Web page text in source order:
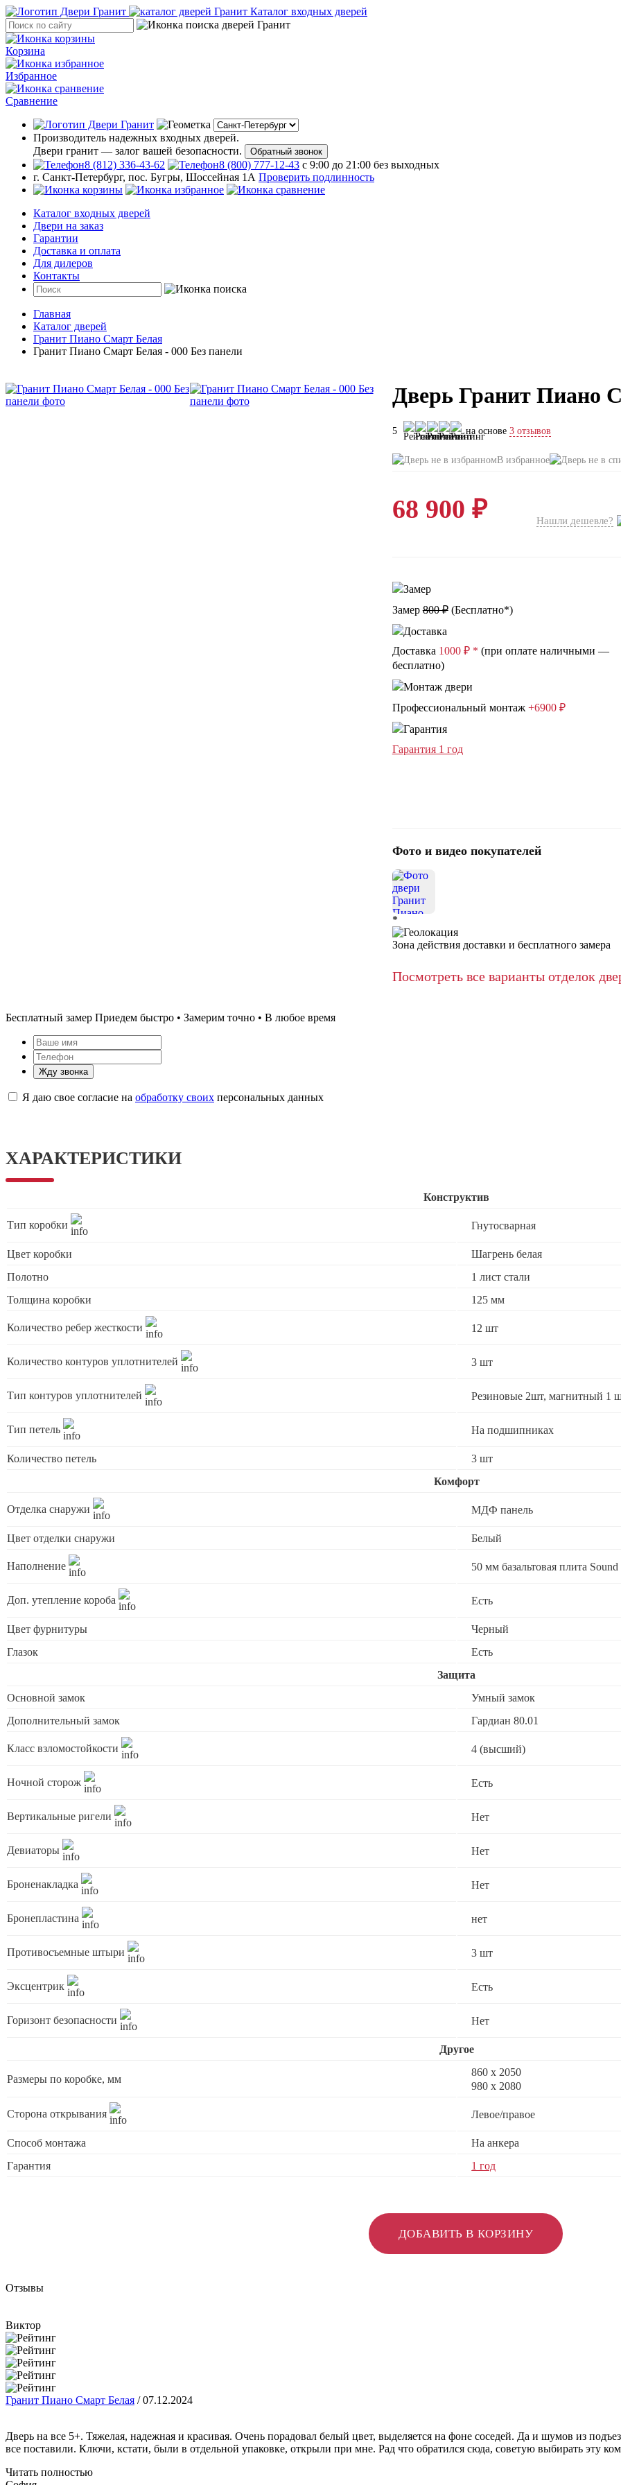
Каталог входных дверей
Корзина
Избранное
Сравнение
Производитель надежных входных дверей.
Двери гранит — залог вашей безопасности.
Обратный звонок
8 (812) 336-43-62 8 (800) 777-12-43 с 9:00 до 21:00 без выходных
г. Санкт-Петербург, пос. Бугры, Шоссейная 1А Проверить подлинность
Каталог входных дверей
Двери на заказ
Гарантии
Доставка и оплата
Для дилеров
Контакты
Главная
Каталог дверей
Гранит Пиано Смарт Белая
Гранит Пиано Смарт Белая - 000 Без панели
Дверь Гранит Пиано
5 на основе 3 отзывов
В избранное
68 900 ₽ Нашли дешевле?
Замер800 ₽(Бесплатно*)
Доставка 1000 ₽ * (при оплате наличными —
бесплатно)
Профессиональный монтаж +6900 ₽
Гарантия 1 год
Фото и видео покупателей
*
Зона действия доставки и бесплатного замера
Посмотреть все варианты отделок
Бесплатный замер Приедем быстро • Замерим точно • В любое время
Жду звонка
Я даю свое согласие на обработку своих персональных данных
ХАРАКТЕРИСТИКИ
Конструктив
Тип коробки Гнутосварная
Цвет коробки
Шагрень белая
Полотно
1 лист стали
Толщина коробки
125 мм
Количество ребер жесткости 12 шт
Количество контуров уплотнителей 3 шт
Тип контуров уплотнителей Резиновые 2шт, магнитный 1
Тип петель На подшипниках
Количество петель
3 шт
Комфорт
Отделка снаружи МДФ панель
Цвет отделки снаружи Белый
Наполнение 50 мм базальтовая плита
Доп. утепление короба Есть
Цвет фурнитуры
Черный
Глазок
Есть
Защита
Основной замок
Умный замок
Дополнительный замок
Гардиан 80.01
Класс взломостойкости 4 (высший)
Ночной сторож Есть
Вертикальные ригели Нет
Девиаторы Нет
Броненакладка Нет
Бронепластина нет
Противосъемные штыри 3 шт
Эксцентрик Есть
Горизонт безопасности Нет
Другое
Размеры по коробке, мм
860 х 2050
980 х 2080
Сторона открывания Левое/правое
Способ монтажа
На анкера
Гарантия
1 год
ДОБАВИТЬ В КОРЗИНУ
Отзывы
Виктор
Гранит Пиано Смарт Белая /07.12.2024
Дверь на все 5+. Тяжелая, надежная и красивая. Очень порадовал белый цвет, выделяется на фоне соседей. Да и шумов из
все поставили. Ключи, кстати, были в отдельной упаковке, открыли при мне. Рад что обратился сюда, советую выбирать эту
Читать полностью